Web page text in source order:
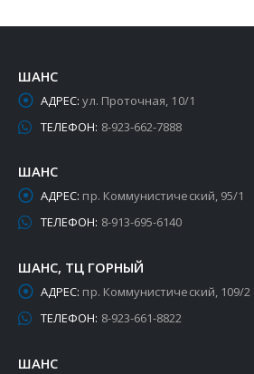
ШАНС
АДРЕС: ул. Проточная, 10/1
ТЕЛЕФОН: 8-923-662-7888
ШАНС
АДРЕС: пр. Коммунистический, 95/1
ТЕЛЕФОН: 8-913-695-6140
ШАНС, ТЦ ГОРНЫЙ
АДРЕС: пр. Коммунистический, 109/2
ТЕЛЕФОН: 8-923-661-8822
ШАНС